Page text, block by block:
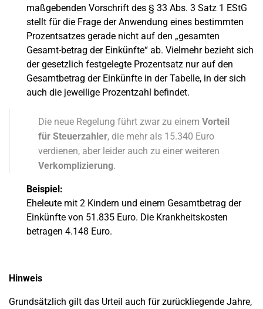
maßgebenden Vorschrift des § 33 Abs. 3 Satz 1 EStG
stellt für die Frage der Anwendung eines bestimmten
Prozentsatzes gerade nicht auf den „gesamten
Gesamt-betrag der Einkünfte“ ab. Vielmehr bezieht sich
der gesetzlich festgelegte Prozentsatz nur auf den
Gesamtbetrag der Einkünfte in der Tabelle, in der sich
auch die jeweilige Prozentzahl befindet.
Die neue Regelung führt zwar zu einem Vorteil
für Steuerzahler, die mehr als 15.340 Euro
verdienen, aber leider auch zu einer weiteren
Verkomplizierung.
Beispiel:
Eheleute mit 2 Kindern und einem Gesamtbetrag der
Einkünfte von 51.835 Euro. Die Krankheitskosten
betragen 4.148 Euro.
Hinweis
Grundsätzlich gilt das Urteil auch für zurückliegende Jahre,